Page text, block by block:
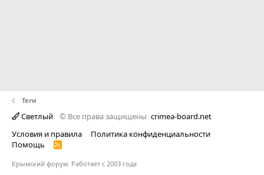
Теги
Светлый © Все права защищены crimea-board.net
Условия и правила
Политика конфиденциальности
Помощь
R
Крымский форум. Работает с 2003 года